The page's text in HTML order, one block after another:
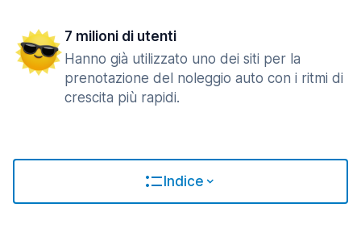
7 milioni di utenti
Hanno già utilizzato uno dei siti per la
prenotazione del noleggio auto con i ritmi di
crescita più rapidi.
Indice